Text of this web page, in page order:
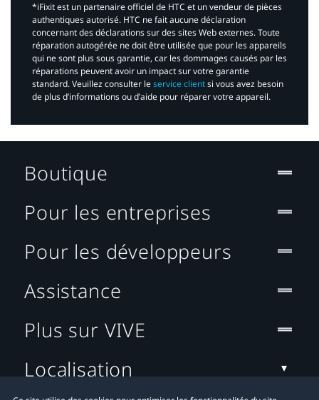
*iFixit est un partenaire officiel de HTC et un vendeur de pièces
authentiques autorisé. HTC ne fait aucune déclaration
concernant des déclarations sur des sites Web externes. Toute
réparation autogérée ne doit être utilisée que pour les appareils
qui ne sont plus sous garantie, car les dommages causés par les
réparations peuvent avoir un impact sur votre garantie
standard. Veuillez consulter leservice clientsi vous avez besoin
de plus d’informations ou d’aide pour réparer votre appareil.​
Boutique
Pour les entreprises
Pour les développeurs
Assistance
Plus sur VIVE
Localisation